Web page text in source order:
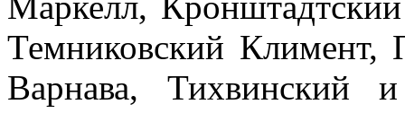
Темниковский Климент,
Варнава, Тихвинский